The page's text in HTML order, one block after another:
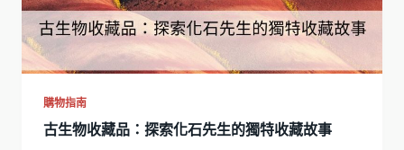
購物指南
古生物收藏品：探索化石先生的獨特收藏故事